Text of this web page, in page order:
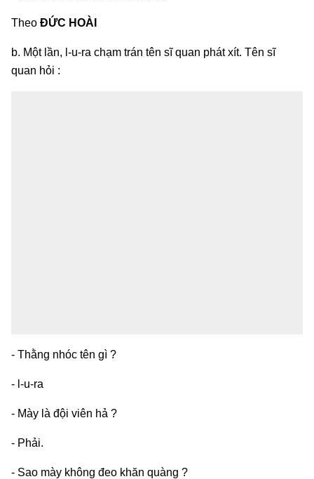
Theo ĐỨC HOÀI
b. Một lần, l-u-ra chạm trán tên sĩ quan phát xít. Tên sĩ
quan hỏi :
- Thằng nhóc tên gì ?
- l-u-ra
- Mày là đội viên hả ?
- Phải.
- Sao mày không đeo khăn quàng ?